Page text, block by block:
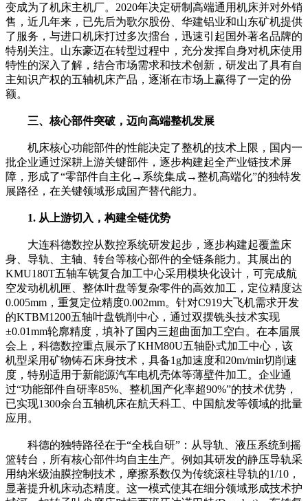
变成为了机床主机厂。2020年决定研制高端通用机床并对外销
售，近几年来，已先后为歌尔股份、华建铝业和山东矿机提供
了服务，与进口机床打过多次擂台，迅速引起国外著名品牌的
特别关注。山东豪迈在转型过程中，充分发挥自身对机床使用
特性的深入了解，结合市场需求和技术创新，研发出了具有自
主知识产权的五轴机床产品，逐渐在市场上赢得了一定的份
额。
三、核心部件突破，迈向高端整机发展
机床核心功能部件的性能决定了整机的技术上限，国内一
批企业通过深耕上游关键部件，逐步构建起全产业链技术屏
障，形成了“零部件自主化→系统集成→整机高端化”的独特发
展路径，在关键领域形成国产替代能力。
1. 从上游切入，构建全链优势
大连科德数控从数控系统研发起步，逐步构建起覆盖床
身、导轨、主轴、转台等核心部件的全链条能力。其展出的
KMU180T五轴车铣复合加工中心采用模块化设计，可完成航
空发动机机匣、整体叶盘等复杂零件的高效加工，定位精度达
0.005mm，重复定位精度0.002mm。针对C919大飞机需求开发
的KTBM1200五轴叶盘铣削中心，通过双摆铣头技术实现
±0.01mm轮廓精度，填补了国内三超曲面加工空白。在本届展
会上，科德数控重点展示了KHM80U五轴卧式加工中心，该
机型采用矿物铸石床身技术，具备1g加速度和20m/min切削速
度，特别适用于新能源汽车电机壳体等薄壁件加工。企业通
过“功能部件自研率85%、整机国产化率超90%”的技术优势，
已实现1300余台五轴机床在航天科工、中国航发等领域的批量
应用。
科德的独特路径在于“全栈自研”：从导轨、液压系统到摇
篮转台，所有核心部件均自主生产。例如其研发的静压导轨采
用纳米级油膜控制技术，摩擦系数仅为传统滚柱导轨的1/10，
显著提升机床动态精度。这一模式使其在细分领域形成技术护